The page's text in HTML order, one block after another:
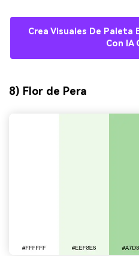
Crea Visuales De Paleta
Con IA
8) Flor de Pera